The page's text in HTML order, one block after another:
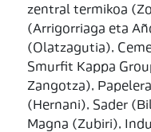
zentral termikoa
(Arrigorriaga eta
(Olatzagutia),
Smurfit Kappa
Zangotza),
(Hernani), Sader
Magna (Zubiri),